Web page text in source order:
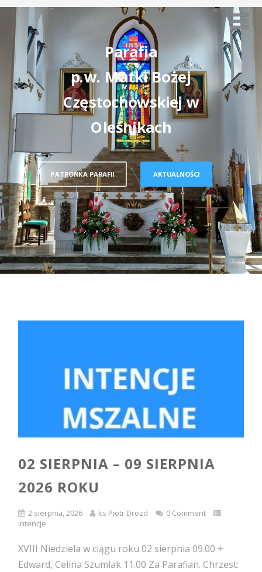
Parafia
p.w. Matki Bożej
Częstochowskiej w
Oleśnikach
PATRONKA PARAFII AKTUALNOŚCI
02 SIERPNIA – 09 SIERPNIA
2026 ROKU
2 sierpnia, 2026 ks Piotr Drozd
0 Comment
Intencje
XVIII Niedziela w ciągu roku 02 sierpnia 09.00 +
Edward, Celina Szumlak 11.00 Za Parafian. Chrzest: